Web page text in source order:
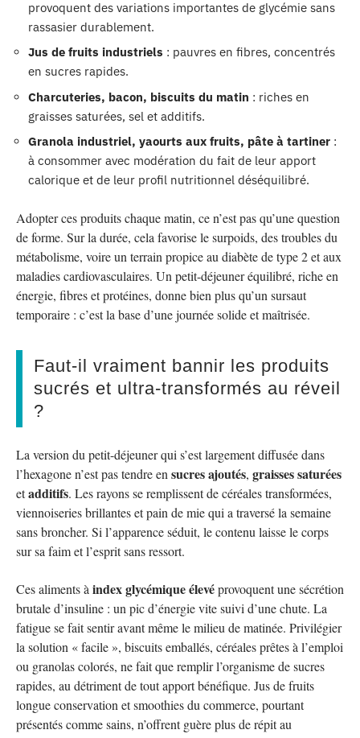
provoquent des variations importantes de glycémie sans
rassasier durablement.
Jus de fruits industriels : pauvres en fibres, concentrés
en sucres rapides.
Charcuteries, bacon, biscuits du matin : riches en
graisses saturées, sel et additifs.
Granola industriel, yaourts aux fruits, pâte à tartiner :
à consommer avec modération du fait de leur apport
calorique et de leur profil nutritionnel déséquilibré.
Adopter ces produits chaque matin, ce n’est pas qu’une question
de forme. Sur la durée, cela favorise le surpoids, des troubles du
métabolisme, voire un terrain propice au diabète de type 2 et aux
maladies cardiovasculaires. Un petit-déjeuner équilibré, riche en
énergie, fibres et protéines, donne bien plus qu’un sursaut
temporaire : c’est la base d’une journée solide et maîtrisée.
Faut-il vraiment bannir les produits
sucrés et ultra-transformés au réveil
?
La version du petit-déjeuner qui s’est largement diffusée dans
l’hexagone n’est pas tendre en sucres ajoutés, graisses saturées
etadditifs. Les rayons se remplissent de céréales transformées,
viennoiseries brillantes et pain de mie qui a traversé la semaine
sans broncher. Si l’apparence séduit, le contenu laisse le corps
sur sa faim et l’esprit sans ressort.
Ces aliments à index glycémique élevéprovoquent une sécrétion
brutale d’insuline : un pic d’énergie vite suivi d’une chute. La
fatigue se fait sentir avant même le milieu de matinée. Privilégier
la solution « facile », biscuits emballés, céréales prêtes à l’emploi
ou granolas colorés, ne fait que remplir l’organisme de sucres
rapides, au détriment de tout apport bénéfique. Jus de fruits
longue conservation et smoothies du commerce, pourtant
présentés comme sains, n’offrent guère plus de répit au